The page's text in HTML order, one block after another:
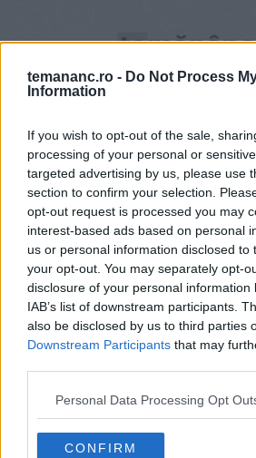
temananc.ro - Do Not Process
Information
If you wish to opt-out of the sale,
processing of your personal or
targeted advertising by us, please use
section to confirm your selection.
opt-out request is processed you may
interest-based ads based on personal
us or personal information disclosed to
your opt-out. You may separately opt-
disclosure of your personal information
IAB’s list of downstream participants.
also be disclosed by us to third parties
Downstream Participants that may
Personal Data Processing Opt
CONFIRM
Briouates - rulouri
tocata (video)